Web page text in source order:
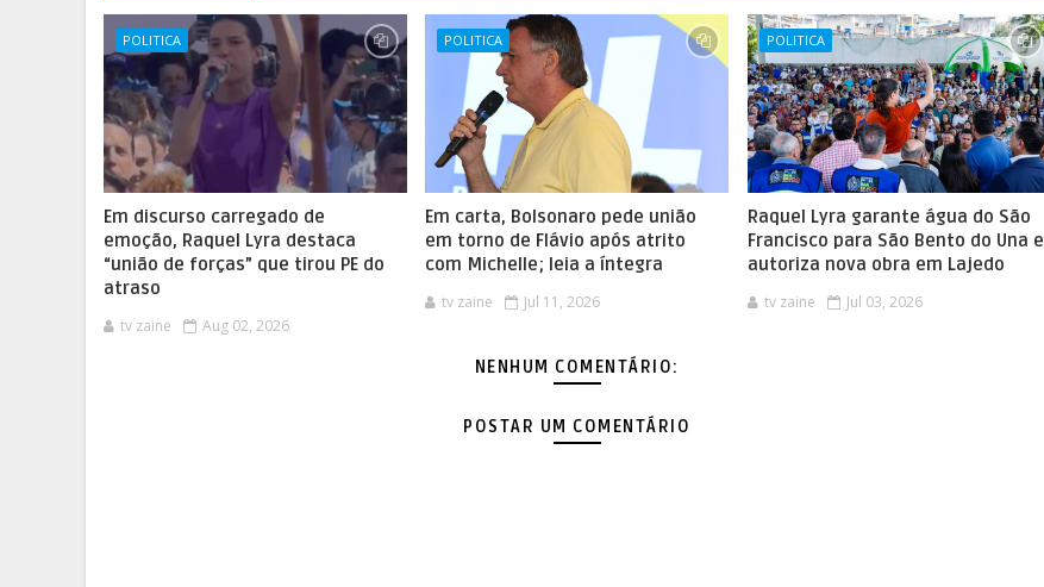
POLITICA
Em discurso carregado de
emoção, Raquel Lyra destaca
“união de forças” que tirou PE do
atraso
tv zaine Aug 02, 2026
POLITICA
Em carta, Bolsonaro pede união
em torno de Flávio após atrito
com Michelle; leia a íntegra
tv zaine Jul 11, 2026
POLITICA
Raquel Lyra garante água do São
Francisco para São Bento do Una e
autoriza nova obra em Lajedo
tv zaine Jul 03, 2026
NENHUM COMENTÁRIO:
POSTAR UM COMENTÁRIO